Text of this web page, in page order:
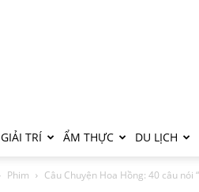
GIẢI TRÍ ẨM THỰC DU LỊCH
Phim Câu Chuyện Hoa Hồng: 40 câu nói